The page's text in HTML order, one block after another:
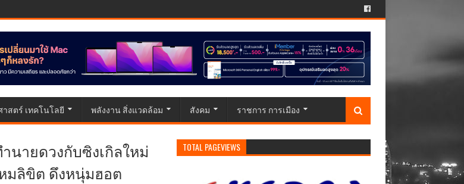
สตร์ เทคโนโลยี พลังงาน สิ่งแวดล้อม สังคม ราชการ การเมือง
นายดวงกับซิงเกิลใหม่
หมลิขิต ดึงหนุ่มฮอต
TOTAL PAGEVIEWS